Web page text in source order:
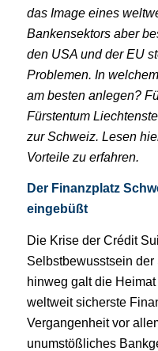
das Image eines
Bankensektors aber
den USA und der EU
Problemen. In
am besten anlegen?
Fürstentum
zur Schweiz. Lesen
Vorteile zu erfahren.
Der Finanzplatz
eingebüßt
Die Krise der Crédit
Selbstbewusstsein
hinweg galt die
weltweit sicherste
Vergangenheit vor
unumstößliches